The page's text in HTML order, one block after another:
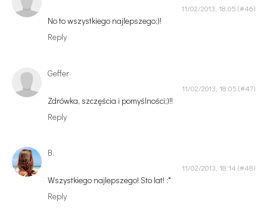
11/02/2013, 18:05
No to wszystkiego najlepszego;)!
Reply
Geffer
11/02/2013, 18:05
Zdrówka, szczęścia i pomyślności;)!!
Reply
B.
11/02/2013, 18:14
Wszystkiego najlepszego! Sto lat! :*
Reply